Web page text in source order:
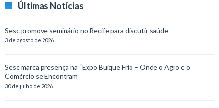
Últimas Notícias
Sesc promove seminário no Recife para discutir saúde
3 de agosto de 2026
Sesc marca presença na “Expo Buíque Frio – Onde o Agro e o
Comércio se Encontram”
30 de julho de 2026